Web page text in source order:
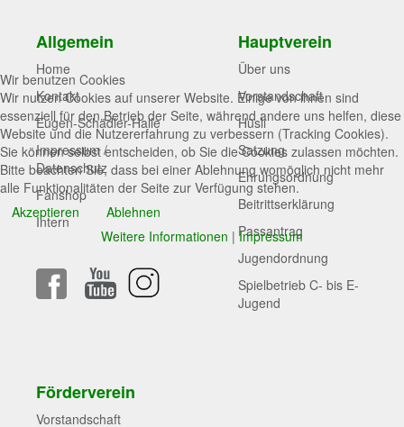
Allgemein
Home
Kontakt
Eugen-Schädler-Halle
Impressum /
Datenschutz
Fanshop
Intern
Hauptverein
Über uns
Vorstandschaft
Hüsli
Satzung
Ehrungsordnung
Beitrittserklärung
Passantrag
Jugendordnung
Spielbetrieb C- bis E-
Jugend
Förderverein
Vorstandschaft
Wir benutzen Cookies
Wir nutzen Cookies auf unserer Website. Einige von ihnen sind
essenziell für den Betrieb der Seite, während andere uns helfen, diese
Website und die Nutzererfahrung zu verbessern (Tracking Cookies).
Sie können selbst entscheiden, ob Sie die Cookies zulassen möchten.
Bitte beachten Sie, dass bei einer Ablehnung womöglich nicht mehr
alle Funktionalitäten der Seite zur Verfügung stehen.
Akzeptieren
Ablehnen
Weitere Informationen | Impressum